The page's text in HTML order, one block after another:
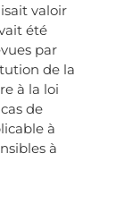
valoir
été
par
de la
à la loi
de
à
à